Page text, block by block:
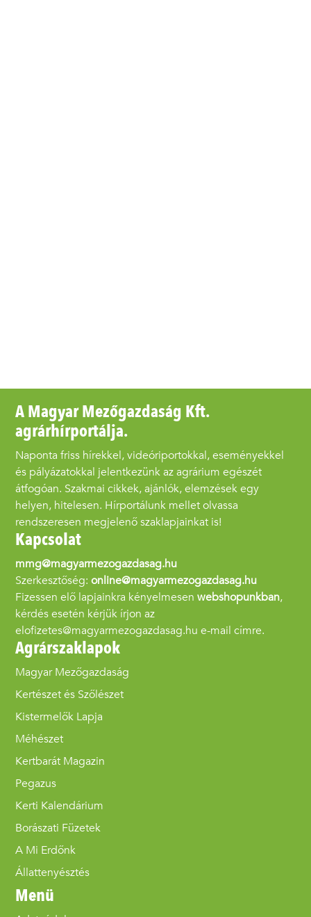
A Magyar Mezőgazdaság Kft.
agrárhírportálja.
Naponta friss hírekkel, videóriportokkal, eseményekkel
és pályázatokkal jelentkezünk az agrárium egészét
átfogóan. Szakmai cikkek, ajánlók, elemzések egy
helyen, hitelesen. Hírportálunk mellet olvassa
rendszeresen megjelenő szaklapjainkat is!
Kapcsolat
mmg@magyarmezogazdasag.hu
Szerkesztőség:online@magyarmezogazdasag.hu
Fizessen elő lapjainkra kényelmesenwebshopunkban,
kérdés esetén kérjük írjon az
elofizetes@magyarmezogazdasag.hu e-mail címre.
Agrárszaklapok
Magyar Mezőgazdaság
Kertészet és Szőlészet
Kistermelők Lapja
Méhészet
Kertbarát Magazin
Pegazus
Kerti Kalendárium
Borászati Füzetek
A Mi Erdőnk
Állattenyésztés
Menü